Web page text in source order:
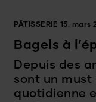
PÂTISSERIE 15. mars
Bagels à
Depuis des
sont un must
quotidienne